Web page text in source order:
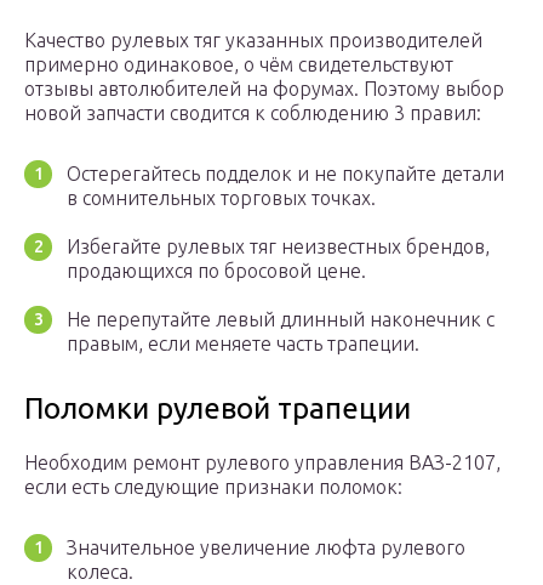
Качество рулевых тяг указанных производителей
примерно одинаковое, о чём свидетельствуют
отзывы автолюбителей на форумах. Поэтому выбор
новой запчасти сводится к соблюдению 3 правил:
Остерегайтесь подделок и не покупайте детали
в сомнительных торговых точках.
Избегайте рулевых тяг неизвестных брендов,
продающихся по бросовой цене.
Не перепутайте левый длинный наконечник с
правым, если меняете часть трапеции.
Поломки рулевой трапеции
Необходим ремонт рулевого управления ВАЗ-2107,
если есть следующие признаки поломок:
Значительное увеличение люфта рулевого
колеса.